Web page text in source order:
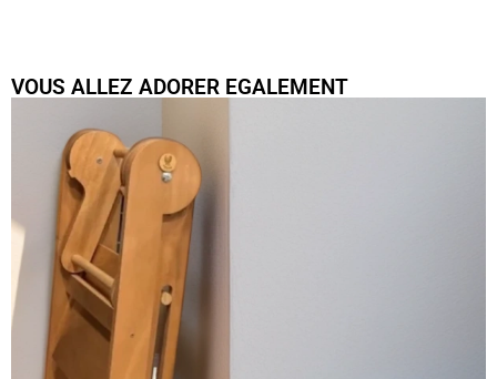
VOUS ALLEZ ADORER EGALEMENT